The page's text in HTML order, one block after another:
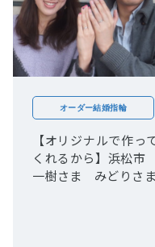
オーダー結婚指輪
【オリジナルで作っ
くれるから】浜松市
一樹さま みどりさま